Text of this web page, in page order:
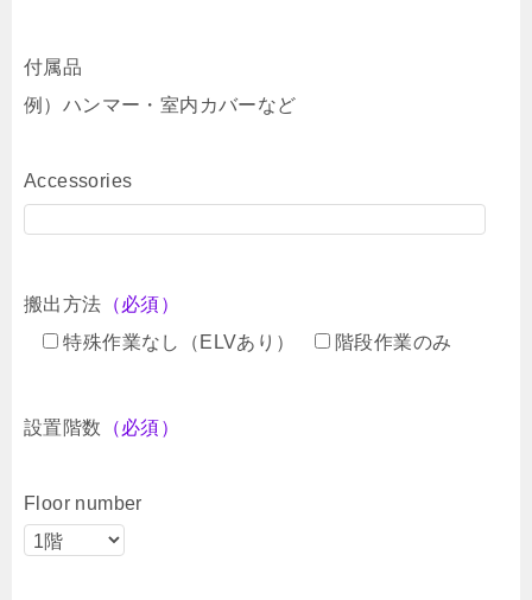
付属品
例）ハンマー・室内カバーなど
Accessories
搬出方法 （必須）
特殊作業なし（ELVあり）
階段作業のみ
設置階数 （必須）
Floor number